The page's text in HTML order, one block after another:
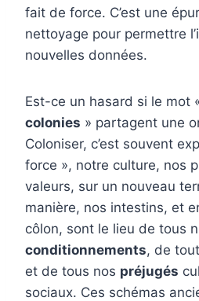
fait de force. C’est une
nettoyage pour permettre
nouvelles données.
Est-ce un hasard si le mot
colonies » partagent une
Coloniser, c’est souvent
force », notre culture, nos
valeurs, sur un nouveau
manière, nos intestins, et
côlon, sont le lieu de tous
conditionnements, de
et de tous nos préjugés
sociaux. Ces schémas